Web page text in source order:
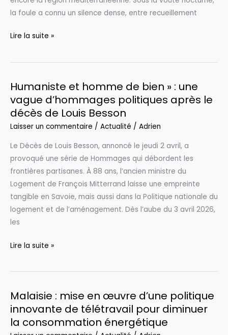
un
duel
départ
et
plus
encore
la foule a connu un silence dense, entre recueillement
Au
le
Chemin
de
Croix
de
XIV
résonne
des
souvenirs
de
la
guerre
Lire la suite »
Humaniste et homme de bien » : une
vague d’hommages politiques après le
décès de Louis Besson
Laisser un commentaire / Actualité / Adrien
Le Décès de Louis Besson, annoncé le jeudi 2 avril, a
provoqué une série de Hommages qui débordent les
frontières partisanes. À 88 ans, l’ancien ministre du
Logement de François Mitterrand laisse une empreinte
tangible en Savoie, mais aussi dans la Politique nationale du
logement et de l’aménagement. Dès l’aube du 3 avril 2026,
les
Humaniste
homme
bien »
:
une
Lire la suite »
Malaisie : mise en œuvre d’une politique
innovante de télétravail pour diminuer
la consommation énergétique